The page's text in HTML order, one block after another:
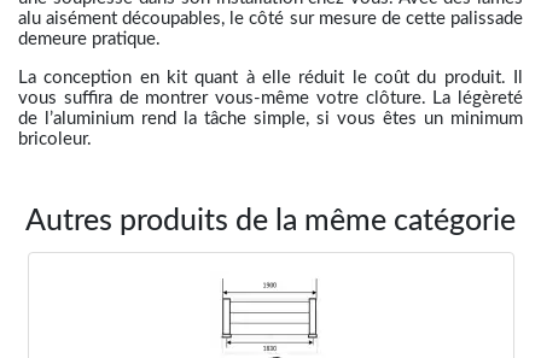
alu aisément découpables, le côté sur mesure de cette palissade
demeure pratique.
La conception en kit quant à elle réduit le coût du produit. Il
vous suffira de montrer vous-même votre clôture. La légèreté
de l’aluminium rend la tâche simple, si vous êtes un minimum
bricoleur.
Autres produits de la même catégorie